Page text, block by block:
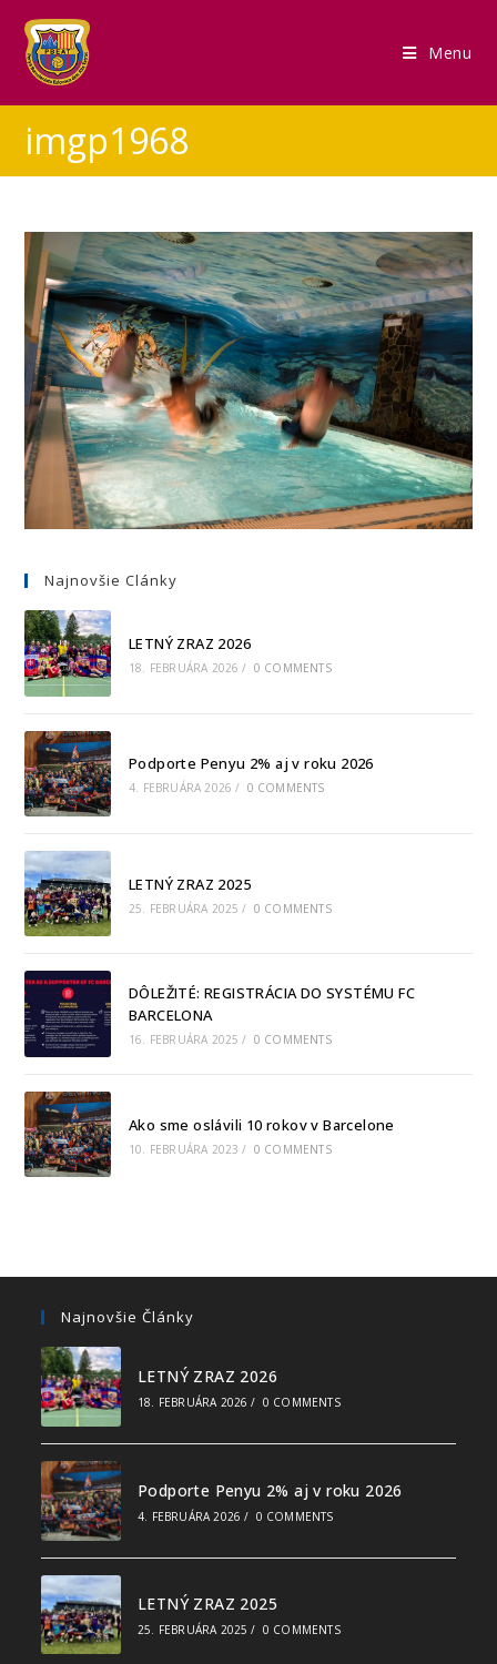
Menu
imgp1968
Najnovšie Clánky
LETNÝ ZRAZ 2026
18. FEBRUÁRA 2026 / 0 COMMENTS
Podporte Penyu 2% aj v roku 2026
4. FEBRUÁRA 2026 / 0 COMMENTS
LETNÝ ZRAZ 2025
25. FEBRUÁRA 2025 / 0 COMMENTS
DÔLEŽITÉ: REGISTRÁCIA DO SYSTÉMU FC
BARCELONA
16. FEBRUÁRA 2025 / 0 COMMENTS
Ako sme oslávili 10 rokov v Barcelone
10. FEBRUÁRA 2023 / 0 COMMENTS
Najnovšie Články
LETNÝ ZRAZ 2026
18. FEBRUÁRA 2026 / 0 COMMENTS
Podporte Penyu 2% aj v roku 2026
4. FEBRUÁRA 2026 / 0 COMMENTS
LETNÝ ZRAZ 2025
25. FEBRUÁRA 2025 / 0 COMMENTS